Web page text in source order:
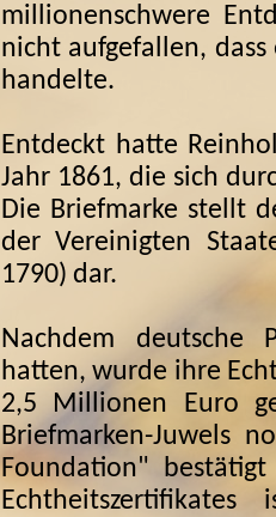
millionenschwere
nicht aufgefallen,
handelte.
Entdeckt hatte
Jahr 1861, die sich
Die Briefmarke stellt
der Vereinigten
1790) dar.
Nachdem deutsche
hatten, wurde ihre
2,5 Millionen Euro
Briefmarken-Juwels
Foundation"